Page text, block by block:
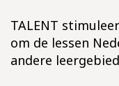
TALENT
om de lessen
andere